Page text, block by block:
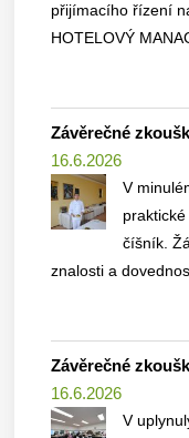
přijímacího řízení
HOTELOVÝ
Závěrečné
16.6.2026
V
číšník.
znalosti a
Závěrečné
16.6.2026
V